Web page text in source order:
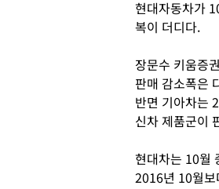
현대자동차가
복이 더디다.
장문수 키움증
판매 감소폭은
반면 기아차는
신차 제품군이
현대차는 10월
2016년 10월